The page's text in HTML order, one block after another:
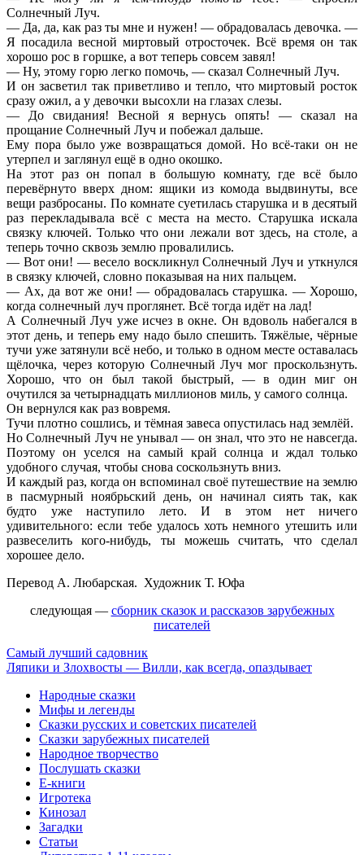
Солнечный Луч.
— Да, да, как раз ты мне и нужен! — обрадовалась девочка. —
Я посадила весной миртовый отросточек. Всё время он так
хорошо рос в горшке, а вот теперь совсем завял!
— Ну, этому горю легко помочь, — сказал Солнечный Луч.
И он засветил так приветливо и тепло, что миртовый росток
сразу ожил, а у девочки высохли на глазах слезы.
— До свидания! Весной я вернусь опять! — сказал на
прощание Солнечный Луч и побежал дальше.
Ему пора было уже возвращаться домой. Но всё-таки он не
утерпел и заглянул ещё в одно окошко.
На этот раз он попал в большую комнату, где всё было
перевёрнуто вверх дном: ящики из комода выдвинуты, все
вещи разбросаны. По комнате суетилась старушка и в десятый
раз перекладывала всё с места на место. Старушка искала
связку ключей. Только что они лежали вот здесь, на столе, а
теперь точно сквозь землю провалились.
— Вот они! — весело воскликнул Солнечный Луч и уткнулся
в связку ключей, словно показывая на них пальцем.
— Ах, да вот же они! — обрадовалась старушка. — Хорошо,
когда солнечный луч проглянет. Всё тогда идёт на лад!
А Солнечный Луч уже исчез в окне. Он вдоволь набегался в
этот день, и теперь ему надо было спешить. Тяжёлые, чёрные
тучи уже затянули всё небо, и только в одном месте оставалась
щёлочка, через которую Солнечный Луч мог проскользнуть.
Хорошо, что он был такой быстрый, — в один миг он
очутился за четырнадцать миллионов миль, у самого солнца.
Он вернулся как раз вовремя.
Тучи плотно сошлись, и тёмная завеса опустилась над землёй.
Но Солнечный Луч не унывал — он знал, что это не навсегда.
Поэтому он уселся на самый край солнца и ждал только
удобного случая, чтобы снова соскользнуть вниз.
И каждый раз, когда он вспоминал своё путешествие на землю
в пасмурный ноябрьский день, он начинал сиять так, как
будто уже наступило лето. И в этом нет ничего
удивительного: если тебе удалось хоть немного утешить или
развеселить кого-нибудь, ты можешь считать, что сделал
хорошее дело.
Перевод А. Любарская. Художник Т. Юфа
следующая — сборник сказок и рассказов зарубежных
писателей
Самый лучший садовник
Ляпики и Злохвосты — Вилли, как всегда, опаздывает
Народные сказки
Мифы и легенды
Сказки русских и советских писателей
Сказки зарубежных писателей
Народное творчество
Послушать сказки
Е-книги
Игротека
Кинозал
Загадки
Статьи